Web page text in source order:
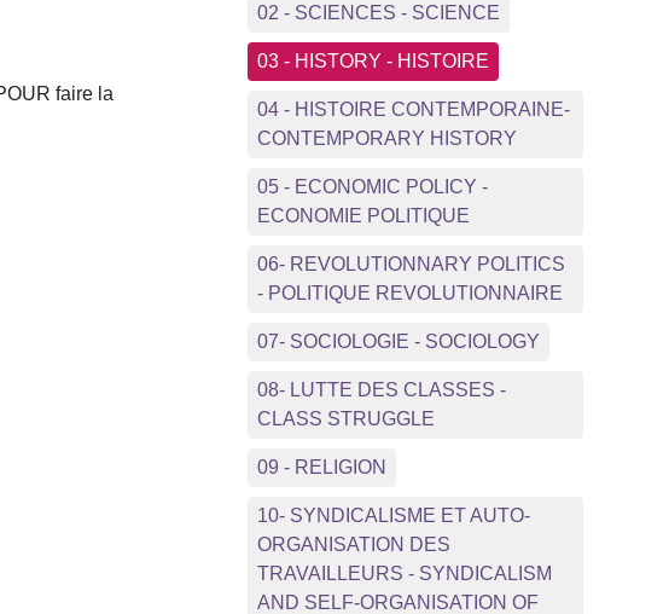
faire la
02 - SCIENCES - SCIENCE
03 - HISTORY - HISTOIRE
04 - HISTOIRE CONTEMPORAINE-
CONTEMPORARY HISTORY
05 - ECONOMIC POLICY -
ECONOMIE POLITIQUE
06- REVOLUTIONNARY POLITICS
- POLITIQUE REVOLUTIONNAIRE
07- SOCIOLOGIE - SOCIOLOGY
08- LUTTE DES CLASSES -
CLASS STRUGGLE
09 - RELIGION
10- SYNDICALISME ET AUTO-
ORGANISATION DES
TRAVAILLEURS - SYNDICALISM
AND SELF-ORGANISATION OF